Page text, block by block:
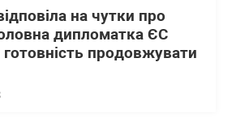
на чутки про
дипломатка ЄС
продовжувати